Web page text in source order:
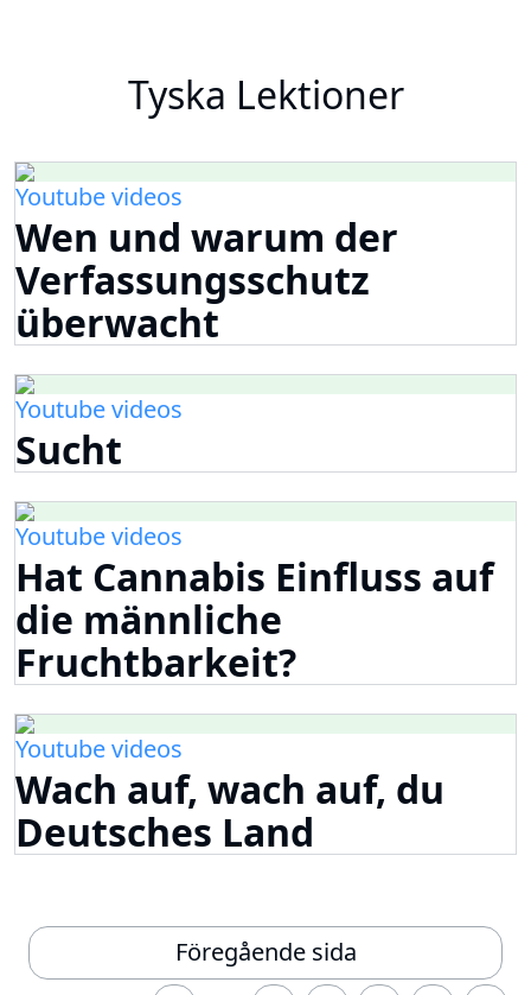
Tyska Lektioner
Youtube videos
Wen und warum der
Verfassungsschutz
überwacht
Youtube videos
Sucht
Youtube videos
Hat Cannabis Einfluss auf
die männliche
Fruchtbarkeit?
Youtube videos
Wach auf, wach auf, du
Deutsches Land
Föregående sida